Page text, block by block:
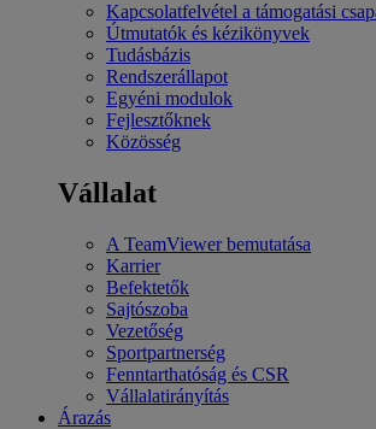
Kapcsolatfelvétel a támogatási
Útmutatók és kézikönyvek
Tudásbázis
Rendszerállapot
Egyéni modulok
Fejlesztőknek
Közösség
Vállalat
A TeamViewer bemutatása
Karrier
Befektetők
Sajtószoba
Vezetőség
Sportpartnerség
Fenntarthatóság és CSR
Vállalatirányítás
Árazás